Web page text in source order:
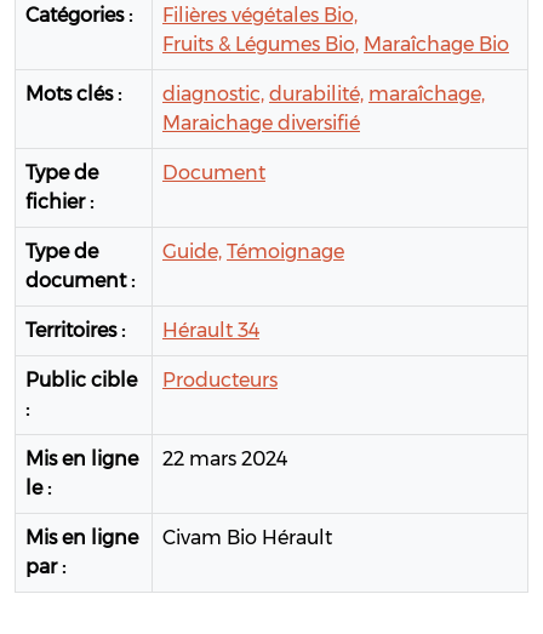
Catégories :
Filières végétales Bio,
Fruits & Légumes Bio, Maraîchage Bio
Mots clés : diagnostic, durabilité, maraîchage,
Maraichage diversifié
Type de
fichier :
Document
Type de
document :
Guide, Témoignage
Territoires : Hérault 34
Public cible
:
Producteurs
Mis en ligne
le :
22 mars 2024
Mis en ligne
par :
Civam Bio Hérault